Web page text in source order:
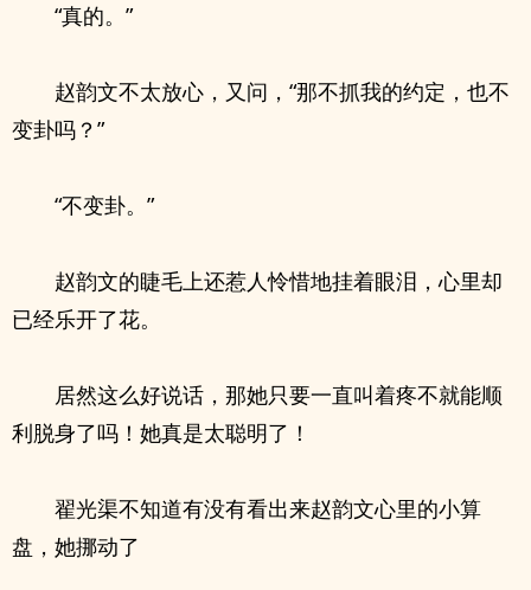
“真的。”
赵韵文不太放心，又问，“那不抓我的约定，也不
变卦吗？”
“不变卦。”
赵韵文的睫毛上还惹人怜惜地挂着眼泪，心里却
已经乐开了花。
居然这么好说话，那她只要一直叫着疼不就能顺
利脱身了吗！她真是太聪明了！
翟光渠不知道有没有看出来赵韵文心里的小算
盘，她挪动了